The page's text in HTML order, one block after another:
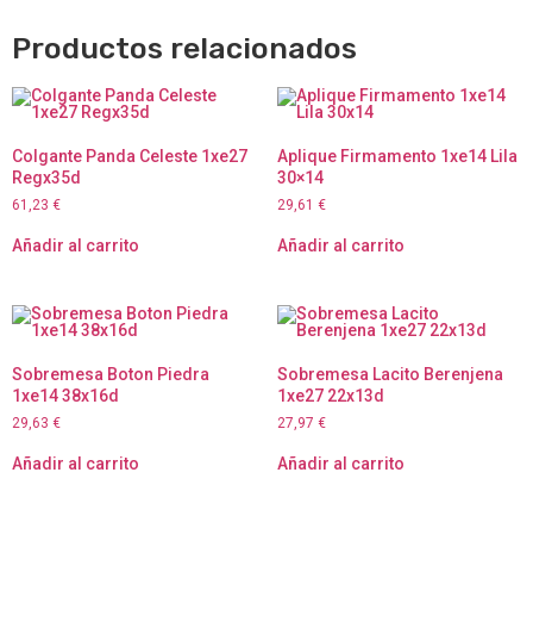
Productos relacionados
Colgante Panda Celeste 1xe27
Regx35d
61,23 €
Añadir al carrito
Aplique Firmamento 1xe14 Lila
30×14
29,61 €
Añadir al carrito
Sobremesa Boton Piedra
1xe14 38x16d
29,63 €
Añadir al carrito
Sobremesa Lacito Berenjena
1xe27 22x13d
27,97 €
Añadir al carrito